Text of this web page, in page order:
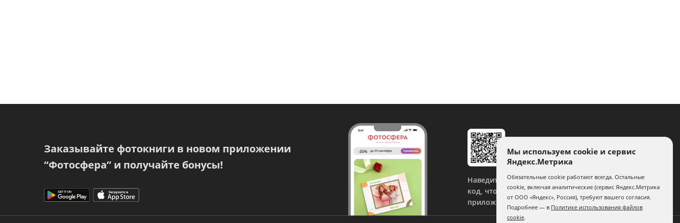
Заказывайте фотокниги в новом приложении
“Фотосфера” и получайте бонусы!
Наведите камеру на QR-
код, чтобы скачать
приложение.
Мы используем cookie и сервис
Яндекс.Метрика
Обязательные cookie работают всегда. Остальные
cookie, включая аналитические (сервис Яндекс.Метрика
от ООО «Яндекс», Россия), требуют вашего согласия.
Подробнее — в Политике использования файлов
cookie.